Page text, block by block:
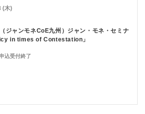
(木)
ジャンモネCoE九州）ジャン・モネ・セミナ
in times of Contestation」
込受付終了